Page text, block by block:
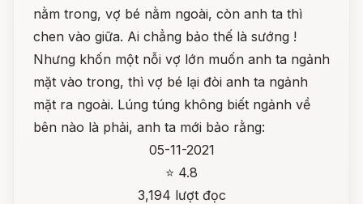
nằm trong, vợ bé nằm ngoài, còn anh ta thì
chen vào giữa. Ai chẳng bảo thế là sướng !
Nhưng khốn một nỗi vợ lớn muốn anh ta ngảnh
mặt vào trong, thì vợ bé lại đòi anh ta ngảnh
mặt ra ngoài. Lúng túng không biết ngảnh về
bên nào là phải, anh ta mới bảo rằng:
05-11-2021
⭐ 4.8
3,194 lượt đọc